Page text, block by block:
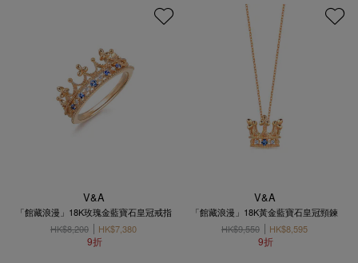
V&A
「館藏浪漫」18K玫瑰金藍寶石皇冠戒指
HK$8,200
HK$7,380
9折
V&A
「館藏浪漫」18K黃金藍寶石皇冠頸鍊
HK$9,550
HK$8,595
9折